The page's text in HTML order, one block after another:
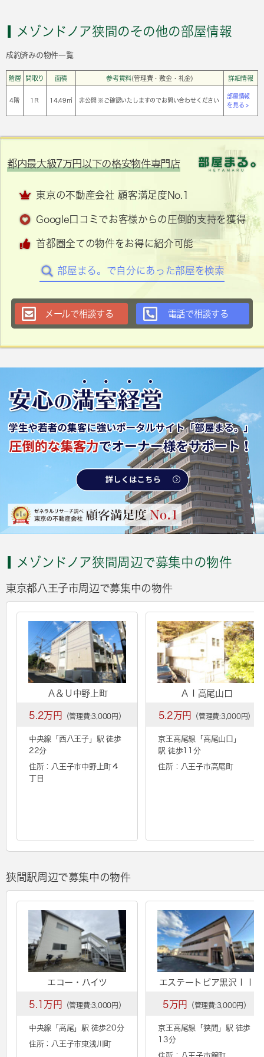
メゾンドノア狭間のその他の部屋情報
成約済みの物件一覧
階層 間取り 面積 参考賃料(管理費・敷金・礼金) 詳細情報
4階 1Ｒ 14.49㎡ 非公開 ※ご確認いたしますのでお問い合わせください
部屋情報
を見る >
都内最大級7万円以下の格安物件専門店
東京の不動産会社 顧客満足度No.1
Google口コミでお客様からの圧倒的支持を獲得
首都圏全ての物件をお得に紹介可能
部屋まる。で自分にあった部屋を検索
メールで相談する 電話で相談する
メゾンドノア狭間周辺で募集中の物件
東京都八王子市周辺で募集中の物件
Ａ＆Ｕ中野上町
5.2万円 （管理費:3,000円）
中央線「 西八王子」駅 徒歩
22分
住所：八王子市中野上町４
丁目
ＡＩ高尾山口
5.2万円 （管理費:3,000円）
京王高尾線「 高尾山口
」
駅 徒歩11分
住所：八王子市高尾町
狭間駅周辺で募集中の物件
エコー・ハイツ
5.1万円 （管理費:3,000円）
中央線「 高尾 」駅 徒歩20分
住所：八王子市東浅川町
エステートピア黒沢ＩＩ
5万円 （管理費:3,000円）
京王高尾線「 狭間 」駅 徒歩
13分